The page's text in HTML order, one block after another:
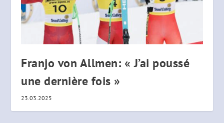
Franjo von Allmen: « J’ai poussé
une dernière fois »
23.03.2025